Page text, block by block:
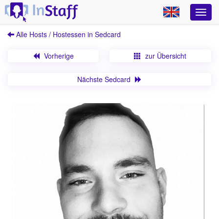
Alle Hosts / Hostessen in Sedcard
Vorherige zur Übersicht
Nächste Sedcard